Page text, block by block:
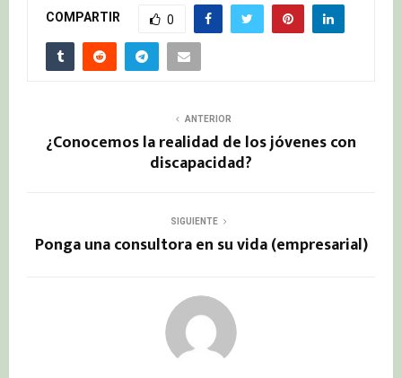
COMPARTIR 0
ANTERIOR
¿Conocemos la realidad de los jóvenes con
discapacidad?
SIGUIENTE
Ponga una consultora en su vida (empresarial)